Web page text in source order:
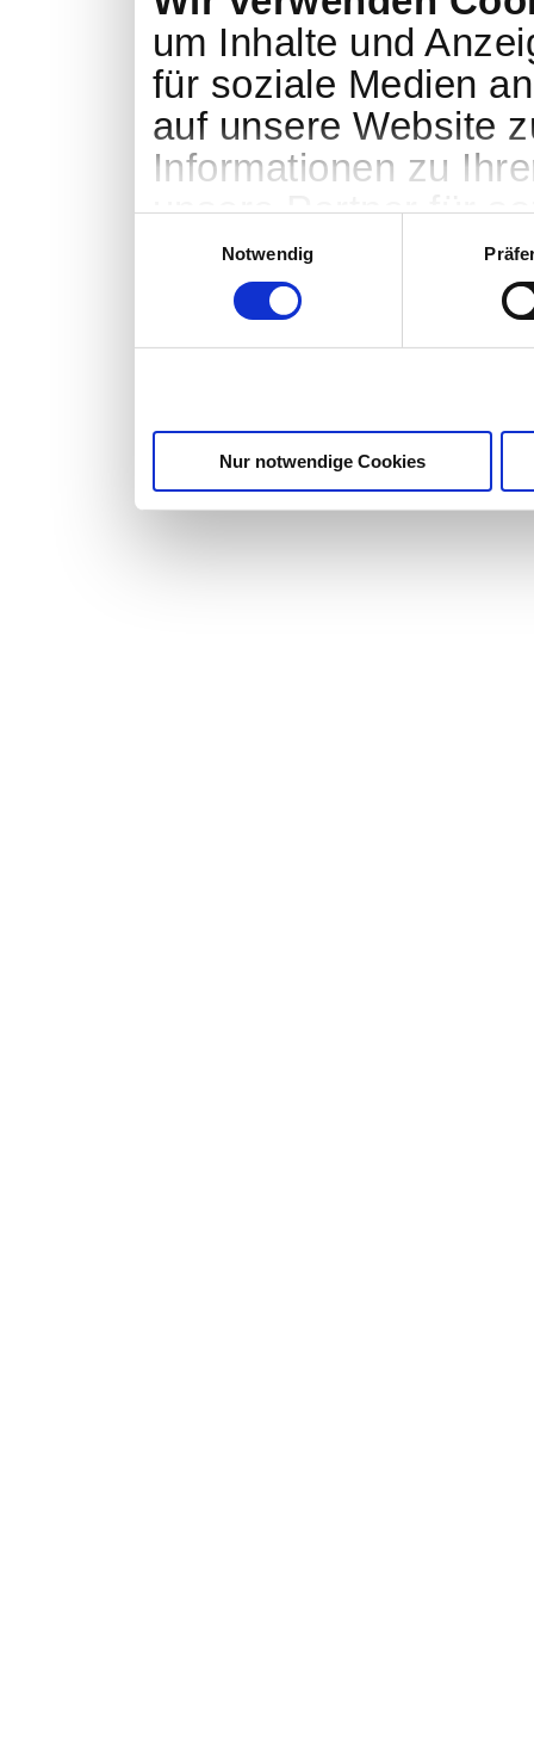
um Inhalte und
für soziale Medien
auf unsere Website
Informationen zu
unsere Partner für
Analysen weiter.
Informationen
Notwendig
Nur notwendige Cookies